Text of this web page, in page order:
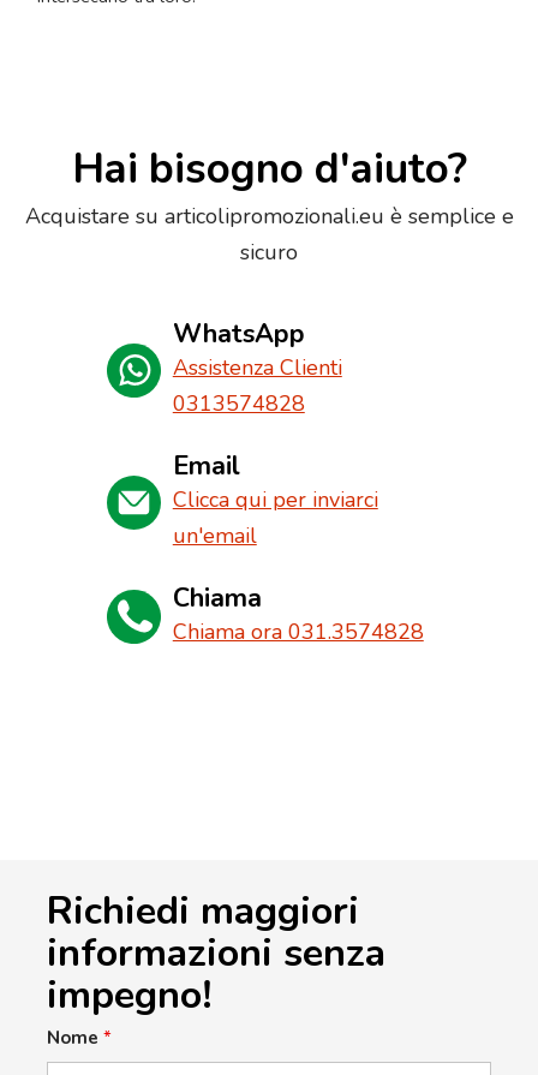
Hai bisogno d'aiuto?
Acquistare su articolipromozionali.eu è semplice e
sicuro
WhatsApp
Assistenza Clienti
0313574828
Email
Clicca qui per inviarci
un'email
Chiama
Chiama ora 031.3574828
Richiedi maggiori
informazioni senza
impegno!
Nome *